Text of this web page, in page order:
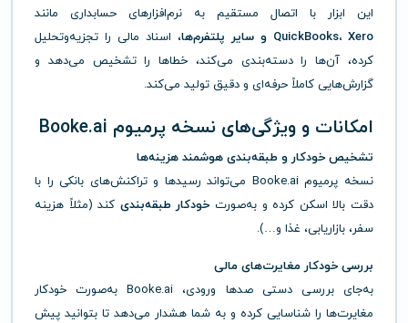
این ابزار با اتصال مستقیم به نرم‌افزارهای حسابداری مانند
QuickBooks، Xero و سایر پلتفرم‌ها
، اسناد مالی را تجزیه‌وتحلیل
کرده، آن‌ها را دسته‌بندی می‌کند، خطاها را تشخیص می‌دهد و
گزارش‌هایی کاملاً حرفه‌ای و دقیق تولید می‌کند.
امکانات و ویژگی‌های نسخه پرمیوم Booke.ai
تشخیص خودکار و طبقه‌بندی هوشمند هزینه‌ها
نسخه پرمیوم Booke.ai می‌تواند رسیدها و تراکنش‌های بانکی را با
دقت بالا اسکن کرده و به‌صورت خودکار طبقه‌بندی کند (مثلاً هزینه
سفر، بازاریابی، غذا و…).
بررسی خودکار مغایرت‌های مالی
به‌جای بررسی دستی صدها ورودی، Booke.ai به‌صورت خودکار
مغایرت‌ها را شناسایی کرده و به شما هشدار می‌دهد تا بتوانید پیش